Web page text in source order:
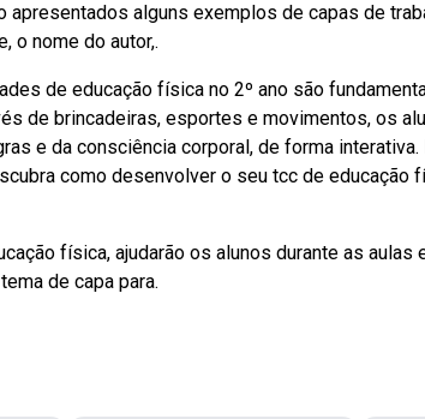
apresentados alguns exemplos de capas de
o nome do autor,.
de educação física no 2º ano são
de brincadeiras, esportes e movimentos, os
e da consciência corporal, de forma
como desenvolver o seu tcc de educação
física, ajudarão os alunos durante as aulas
de capa para.